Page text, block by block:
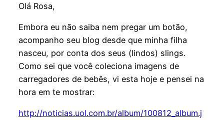
Olá Rosa,
Embora eu não saiba nem pregar um botão,
acompanho seu blog desde que minha filha
nasceu, por conta dos seus (lindos) slings.
Como sei que você coleciona imagens de
carregadores de bebês, vi esta hoje e pensei na
hora em te mostrar:
http://noticias.uol.com.br/album/100812_album.j